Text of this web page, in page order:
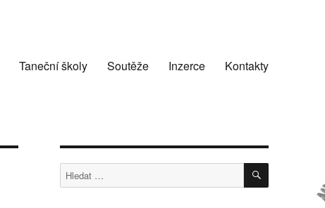
Taneční školy Soutěže Inzerce Kontakty
Hledat: HLEDÁNÍ